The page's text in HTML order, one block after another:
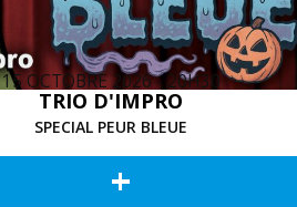
15 OCTOBRE 2026 - 20H30
TRIO D'IMPRO
SPECIAL PEUR BLEUE
+